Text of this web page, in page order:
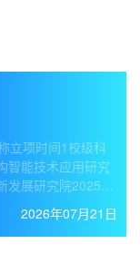
立项时间1校级科
智能技术应用研究
发展研究院2025年
年5校级科研机构
高校思想政治教育
文化研究中心2025
2026年07月21日